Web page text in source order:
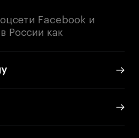
Facebook и
России как